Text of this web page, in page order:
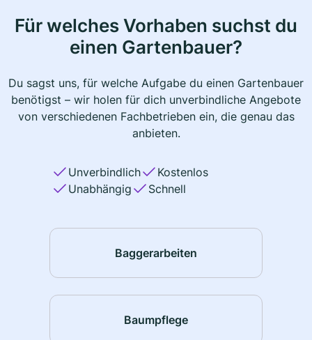
Für welches Vorhaben suchst du
einen Gartenbauer?
Du sagst uns, für welche Aufgabe du einen Gartenbauer
benötigst – wir holen für dich unverbindliche Angebote
von verschiedenen Fachbetrieben ein, die genau das
anbieten.
Unverbindlich
Kostenlos
Unabhängig
Schnell
Baggerarbeiten
Baumpflege